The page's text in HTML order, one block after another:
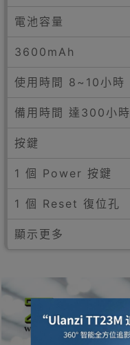
電池容量
3600mAh
使用時間 8~10小時
備用時間 達300小時
按鍵
1 個 Power 按鍵
1 個 Reset 復位孔
顯示更多